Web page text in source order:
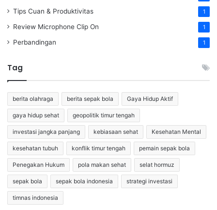
Tips Cuan & Produktivitas 1
Review Microphone Clip On 1
Perbandingan 1
Tag
berita olahraga berita sepak bola Gaya Hidup Aktif
gaya hidup sehat geopolitik timur tengah
investasi jangka panjang kebiasaan sehat Kesehatan Mental
kesehatan tubuh konflik timur tengah pemain sepak bola
Penegakan Hukum pola makan sehat selat hormuz
sepak bola sepak bola indonesia strategi investasi
timnas indonesia